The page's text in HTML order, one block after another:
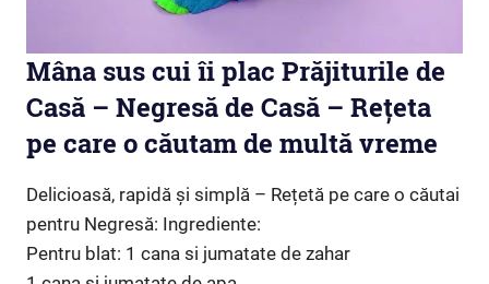
Mâna sus cui îi plac Prăjiturile de
Casă – Negresă de Casă – Rețeta
pe care o căutam de multă vreme
Delicioasă, rapidă și simplă – Rețetă pe care o căutai
pentru Negresă: Ingrediente:
Pentru blat: 1 cana si jumatate de zahar